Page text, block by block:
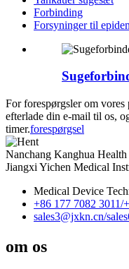
Forbinding
Forsyninger til
For forespørgsler om vores
efterlade din e-mail til os,
timer.forespørgsel
Nanchang Kanghua
Jiangxi Yichen Medical
Medical Device
+86 177 7082 3011/
sales3@jxkn.cn/
om os